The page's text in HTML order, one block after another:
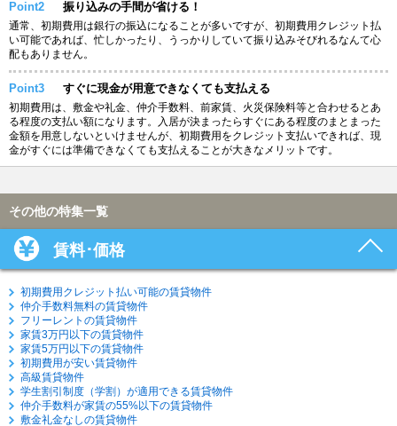
Point2 振り込みの手間が省ける！
通常、初期費用は銀行の振込になることが多いですが、初期費用クレジット払
い可能であれば、忙しかったり、うっかりしていて振り込みそびれるなんて心
配もありません。
Point3 すぐに現金が用意できなくても支払える
初期費用は、敷金や礼金、仲介手数料、前家賃、火災保険料等と合わせるとあ
る程度の支払い額になります。入居が決まったらすぐにある程度のまとまった
金額を用意しないといけませんが、初期費用をクレジット支払いできれば、現
金がすぐには準備できなくても支払えることが大きなメリットです。
その他の特集一覧
賃料･価格
初期費用クレジット払い可能の賃貸物件
仲介手数料無料の賃貸物件
フリーレントの賃貸物件
家賃3万円以下の賃貸物件
家賃5万円以下の賃貸物件
初期費用が安い賃貸物件
高級賃貸物件
学生割引制度（学割）が適用できる賃貸物件
仲介手数料が家賃の55%以下の賃貸物件
敷金礼金なしの賃貸物件